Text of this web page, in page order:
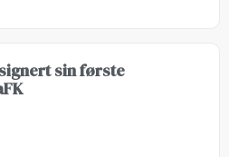
sin første